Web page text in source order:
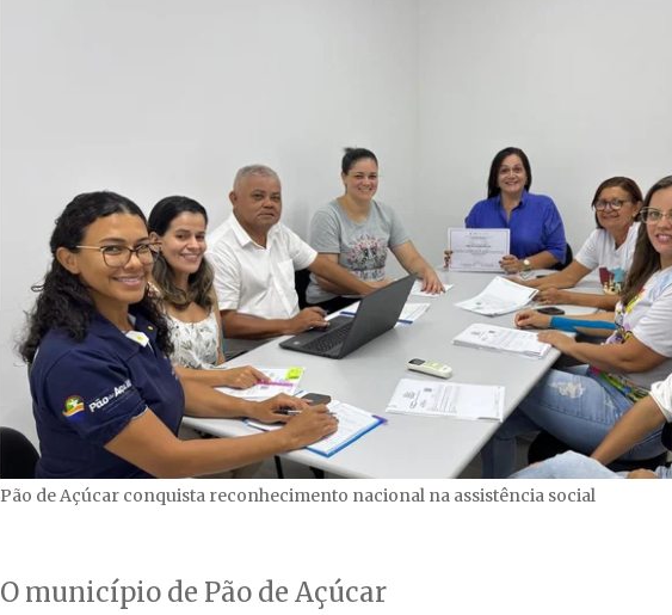
Pão de Açúcar conquista reconhecimento nacional na assistência social
O município de Pão de Açúcar